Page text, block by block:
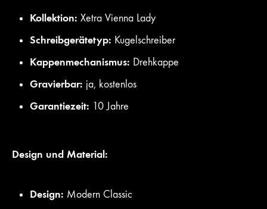
Kollektion: Xetra Vienna Lady
Schreibgerätetyp: Kugelschreiber
Kappenmechanismus: Drehkappe
Gravierbar: ja, kostenlos
Garantiezeit: 10 Jahre
Design und Material:
Design: Modern Classic